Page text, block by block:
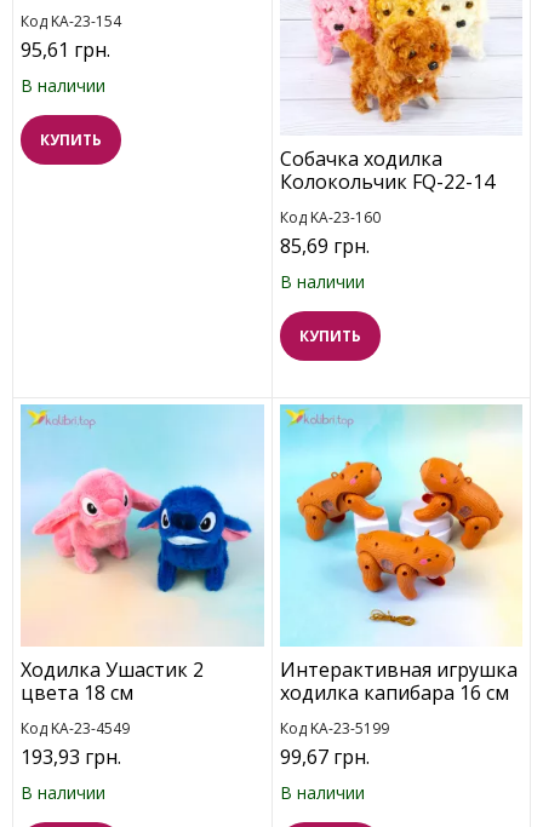
Код KA-23-154
95,61 грн.
В наличии
КУПИТЬ
Собачка ходилка
Колокольчик FQ-22-14
Код KA-23-160
85,69 грн.
В наличии
КУПИТЬ
Ходилка Ушастик 2
цвета 18 см
Код KA-23-4549
193,93 грн.
В наличии
Интерактивная игрушка
ходилка капибара 16 см
Код KA-23-5199
99,67 грн.
В наличии